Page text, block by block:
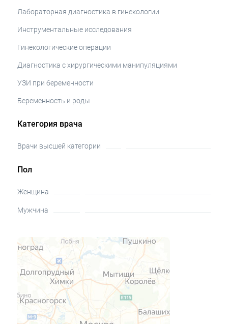
Лабораторная диагностика в гинекологии
Инструментальные исследования
Гинекологические операции
Диагностика с хирургическими манипуляциями
УЗИ при беременности
Беременность и роды
Категория врача
Врачи высшей категории
Пол
Женщина
Мужчина